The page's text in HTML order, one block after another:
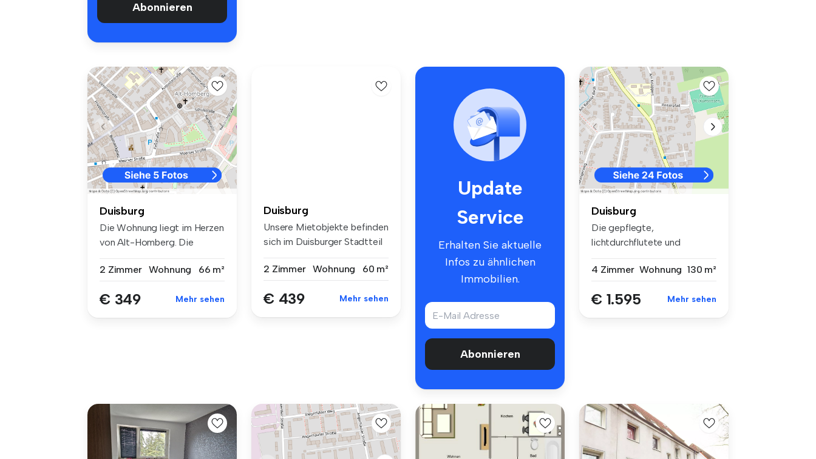
Abonnieren
Duisburg
Die Wohnung liegt im Herzen
von Alt-Homberg. Die
2 Zimmer
Wohnung 66 m²
€ 349 Mehr sehen
Duisburg
Unsere Mietobjekte befinden
sich im Duisburger Stadtteil
2 Zimmer
Wohnung 60 m²
€ 439 Mehr sehen
Update
Service
Erhalten Sie aktuelle
Infos zu ähnlichen
Immobilien.
Abonnieren
Duisburg
Die gepflegte,
lichtdurchflutete und
4 Zimmer Wohnung 130 m²
€ 1.595 Mehr sehen